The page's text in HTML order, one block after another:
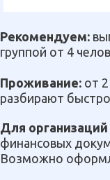
Рекомендуем:
группой от 4
Проживание: от
разбирают
Для организаций
финансовых
Возможно